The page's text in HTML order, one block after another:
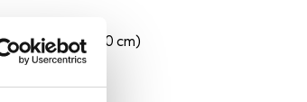
42 (87,5 x 200 cm)
Exclusive